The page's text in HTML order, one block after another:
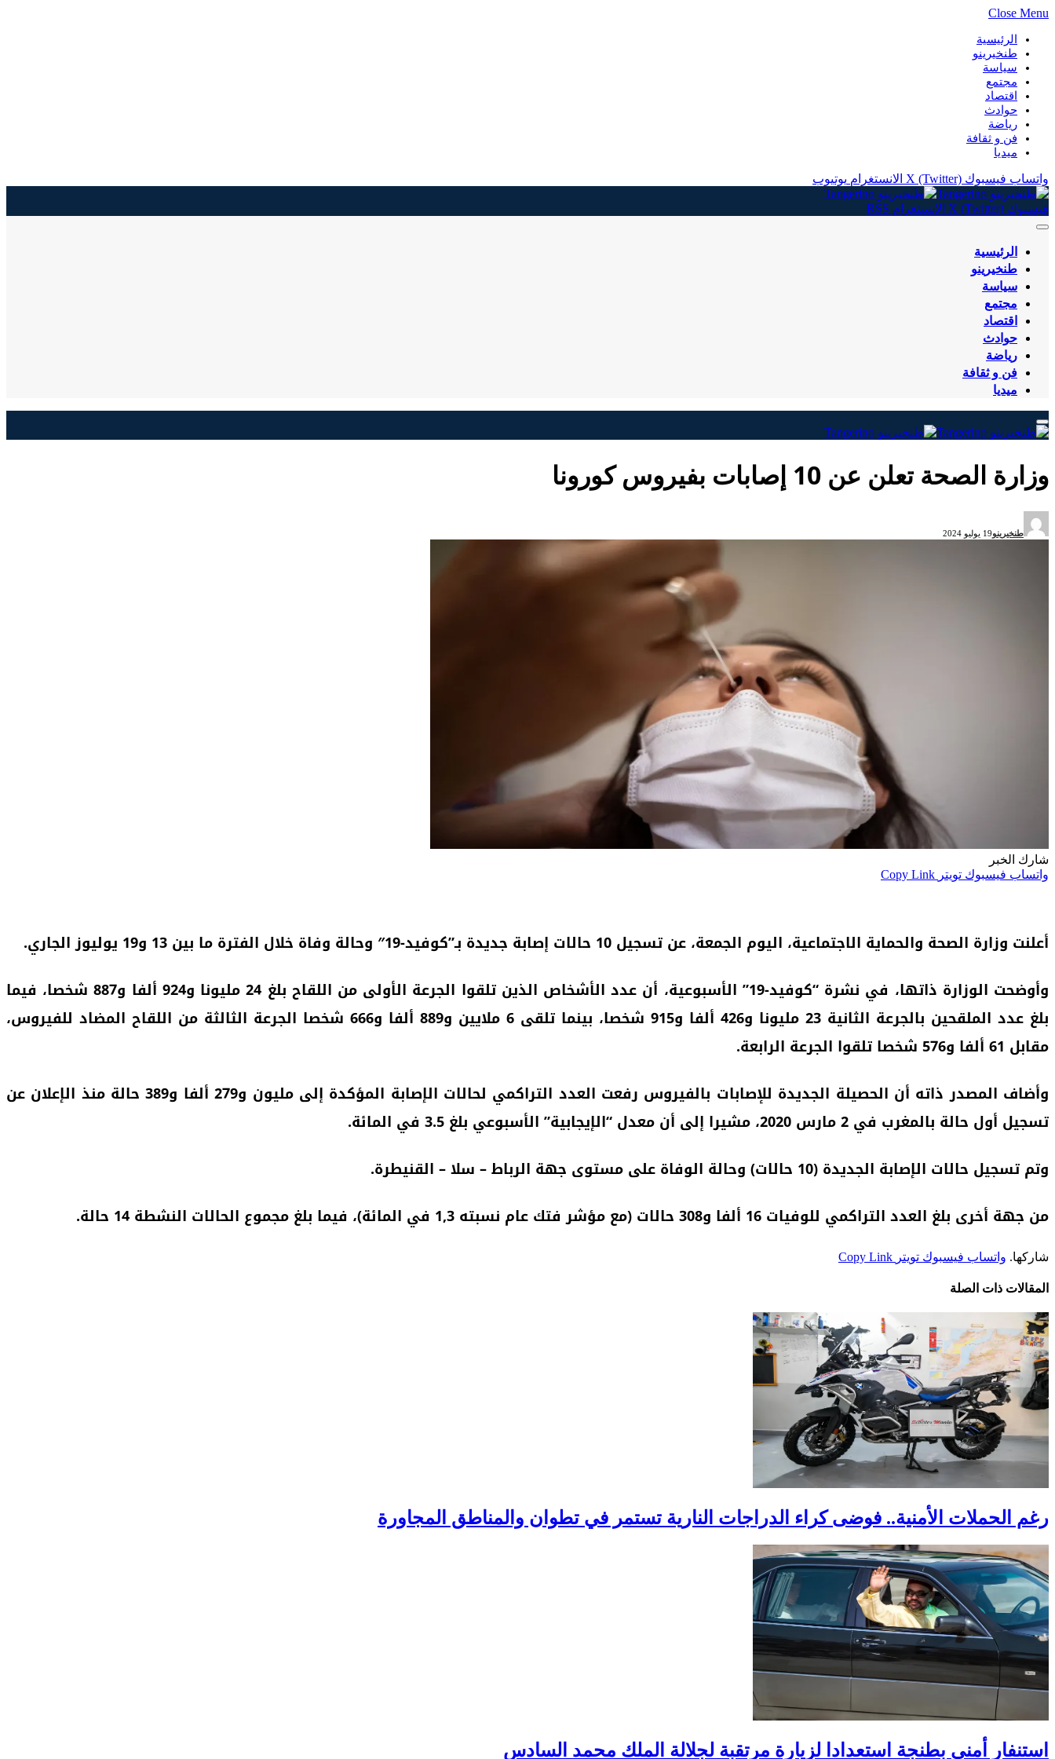
Close Menu
الرئيسية
طنخيرينو
سياسة
مجتمع
اقتصاد
حوادث
رياضة
فن و ثقافة
ميديا
واتساب فيسبوك X (Twitter) الانستغرام يوتيوب
فيسبوك X (Twitter) الانستغرام RSS
الرئيسية
طنخيرينو
سياسة
مجتمع
اقتصاد
حوادث
رياضة
فن و ثقافة
ميديا
وزارة الصحة تعلن عن 10 إصابات بفيروس كورونا
طنخيرينو19 يوليو 2024
شارك الخبر
واتساب فيسبوك تويتر Copy Link
أعلنت وزارة الصحة والحماية الاجتماعية، اليوم الجمعة، عن تسجيل 10 حالات إصابة جديدة بـ”كوفيد-19″ وحالة وفاة خلال الفترة ما بين 13 و19 يوليوز الجاري.
وأوضحت الوزارة ذاتها، في نشرة “كوفيد-19” الأسبوعية، أن عدد الأشخاص الذين تلقوا الجرعة الأولى من اللقاح بلغ 24 مليونا و924 ألفا و887 شخصا، فيما
بلغ عدد الملقحين بالجرعة الثانية 23 مليونا و426 ألفا و915 شخصا، بينما تلقى 6 ملايين و889 ألفا و666 شخصا الجرعة الثالثة من اللقاح المضاد للفيروس،
مقابل 61 ألفا و576 شخصا تلقوا الجرعة الرابعة.
وأضاف المصدر ذاته أن الحصيلة الجديدة للإصابات بالفيروس رفعت العدد التراكمي لحالات الإصابة المؤكدة إلى مليون و279 ألفا و389 حالة منذ الإعلان عن
تسجيل أول حالة بالمغرب في 2 مارس 2020، مشيرا إلى أن معدل “الإيجابية” الأسبوعي بلغ 3.5 في المائة.
وتم تسجيل حالات الإصابة الجديدة (10 حالات) وحالة الوفاة على مستوى جهة الرباط – سلا – القنيطرة.
من جهة أخرى بلغ العدد التراكمي للوفيات 16 ألفا و308 حالات (مع مؤشر فتك عام نسبته 1,3 في المائة)، فيما بلغ مجموع الحالات النشطة 14 حالة.
شاركها. واتساب فيسبوك تويتر Copy Link
المقالات ذات الصلة
رغم الحملات الأمنية.. فوضى كراء الدراجات النارية تستمر في تطوان والمناطق المجاورة
استنفار أمني بطنجة استعدادا لزيارة مرتقبة لجلالة الملك محمد السادس